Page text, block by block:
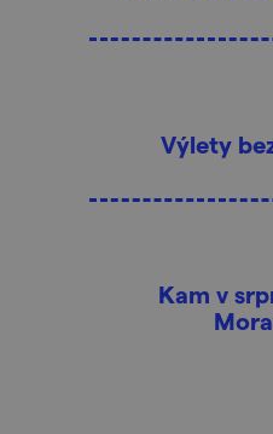
Výlety
Kam v